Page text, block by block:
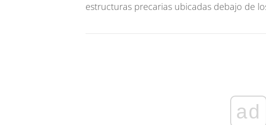
estructuras precarias ubicadas debajo de
ad